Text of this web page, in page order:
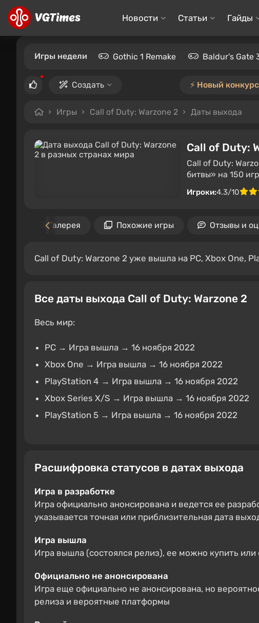
Новости Статьи Гайды
Игры недели Gothic 1 Remake Baldur's Gate
Создать ⚡️ Новый
Игры Call of Duty: Warzone 2 Даты выхода
Call of Duty:
Call of Duty:
битвы» на 150
Игроки:4.3/10
Галерея Похожие игры Отзывы и
Call of Duty: Warzone 2 уже вышла на PC, Xbox One,
Все даты выхода Call of Duty: Warzone 2
Весь мир:
PC → Игра вышла → 16 ноября 2022
Xbox One → Игра вышла → 16 ноября 2022
PlayStation 4 → Игра вышла → 16 ноября 2022
Xbox Series X/S → Игра вышла → 16 ноября 2022
PlayStation 5 → Игра вышла → 16 ноября 2022
Расшифровка статусов в датах выхода
Игра в разработке
Игра официально анонсирована и ведется ее
указывается точная или приблизительная дата
Игра вышла
Игра вышла (состоялся релиз), ее можно купить или
Официально не анонсирована
Игра еще официально не анонсирована, но
релиза и вероятные платформы